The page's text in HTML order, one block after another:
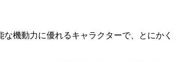
な機動力に優れるキャラクターで、とにかく